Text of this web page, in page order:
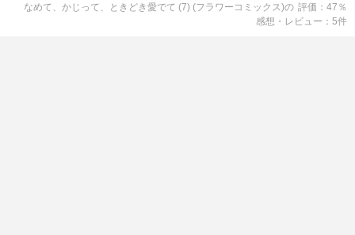
なめて、かじって、ときどき愛でて (7) (フラワーコミックス)の 評価 47 ％
感想・レビュー
5件